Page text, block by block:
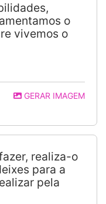
o
vivemos o
GERAR IMAGEM
realiza-o
para a
pela